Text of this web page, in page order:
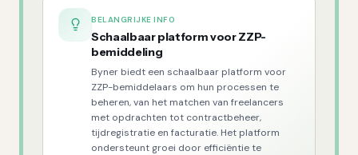
BELANGRIJKE INFO
Schaalbaar platform voor ZZP-
bemiddeling
Byner biedt een schaalbaar platform voor
ZZP-bemiddelaars om hun processen te
beheren, van het matchen van freelancers
met opdrachten tot contractbeheer,
tijdregistratie en facturatie. Het platform
ondersteunt groei door efficiëntie te